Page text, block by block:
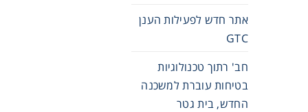
אתר חדש לפעילות הענן
GTC
חב' רתוך טכנולוגיות
בטיחות עוברת למשכנה
החדש, בית גטר